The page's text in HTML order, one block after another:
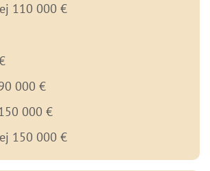
110 000 €
000 €
000 €
150 000 €